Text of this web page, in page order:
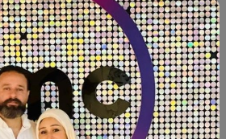
كود المنتج:TAB010
التوافر:متاح 5
تصنيف:ديكور
الكمية